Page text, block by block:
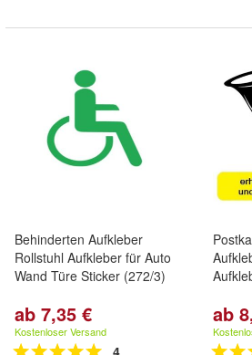
Behinderten Aufkleber
Rollstuhl Aufkleber für Auto
Wand Türe Sticker (272/3)
ab 7,35 €
Kostenloser Versand
4
ab